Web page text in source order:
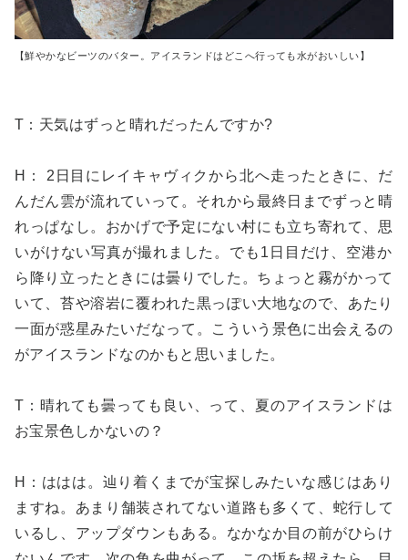
【鮮やかなビーツのバター。アイスランドはどこへ行っても水がおいしい】
T：天気はずっと晴れだったんですか?
H： 2日目にレイキャヴィクから北へ走ったときに、だ
んだん雲が流れていって。それから最終日までずっと晴
れっぱなし。おかげで予定にない村にも立ち寄れて、思
いがけない写真が撮れました。でも1日目だけ、空港か
ら降り立ったときには曇りでした。ちょっと霧がかって
いて、苔や溶岩に覆われた黒っぽい大地なので、あたり
一面が惑星みたいだなって。こういう景色に出会えるの
がアイスランドなのかもと思いました。
T：晴れても曇っても良い、って、夏のアイスランドは
お宝景色しかないの？
H：ははは。辿り着くまでが宝探しみたいな感じはあり
ますね。あまり舗装されてない道路も多くて、蛇行して
いるし、アップダウンもある。なかなか目の前がひらけ